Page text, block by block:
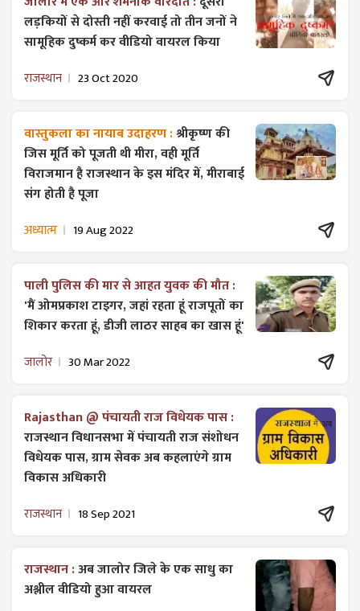
लड़कियों से दोस्ती नहीं करवाई तो तीन जनों ने
सामूहिक दुष्कर्म कर वीडियो वायरल किया
राजस्थान 23 Oct 2020
वास्तुकला का नायाब उदाहरण :श्रीकृष्ण की
जिस मूर्ति को पूजती थी मीरा, वही मूर्ति
विराजमान है राजस्थान के इस मंदिर में, मीराबाई
संग होती है पूजा
अध्यात्म 19 Aug 2022
पाली पुलिस की मार से आहत युवक की मौत :
'मैं ओमप्रकाश टाइगर, जहां रहता हूं राजपूतों का
शिकार करता हूं, डीजी लाठर साहब का खास हूं'
जालोर 30 Mar 2022
Rajasthan @ पंचायती राज विधेयक पास :
राजस्थान विधानसभा में पंचायती राज ​संशोधन
विधेयक पास, ग्राम सेवक अब कहलाएंगे ग्राम
विकास अधिकारी
राजस्थान 18 Sep 2021
राजस्थान :अब जालोर जिले के एक साधु का
अश्लील वीडियो हुआ वायरल